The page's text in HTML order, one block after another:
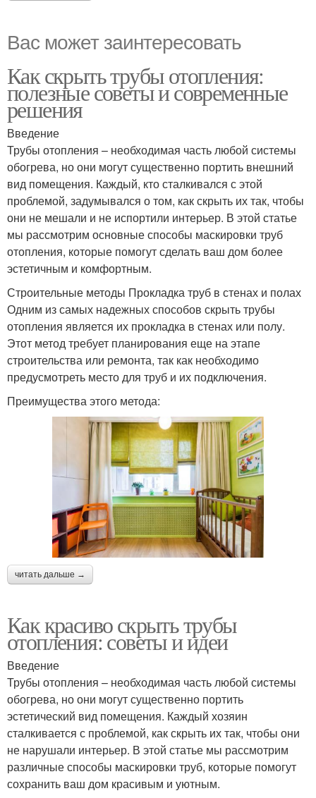
Вас может заинтересовать
Как скрыть трубы отопления:
полезные советы и современные
решения
Введение
Трубы отопления – необходимая часть любой системы
обогрева, но они могут существенно портить внешний
вид помещения. Каждый, кто сталкивался с этой
проблемой, задумывался о том, как скрыть их так, чтобы
они не мешали и не испортили интерьер. В этой статье
мы рассмотрим основные способы маскировки труб
отопления, которые помогут сделать ваш дом более
эстетичным и комфортным.
Строительные методы Прокладка труб в стенах и полах
Одним из самых надежных способов скрыть трубы
отопления является их прокладка в стенах или полу.
Этот метод требует планирования еще на этапе
строительства или ремонта, так как необходимо
предусмотреть место для труб и их подключения.
Преимущества этого метода:
читать дальше →
Как красиво скрыть трубы
отопления: советы и идеи
Введение
Трубы отопления – необходимая часть любой системы
обогрева, но они могут существенно портить
эстетический вид помещения. Каждый хозяин
сталкивается с проблемой, как скрыть их так, чтобы они
не нарушали интерьер. В этой статье мы рассмотрим
различные способы маскировки труб, которые помогут
сохранить ваш дом красивым и уютным.